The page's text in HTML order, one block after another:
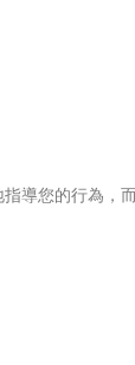
導您的行為，